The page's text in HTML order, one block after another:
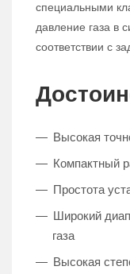
специальными
давление газа в
соответствии с
Высокая
Компактный
Простота
Широкий
газа
Высокая